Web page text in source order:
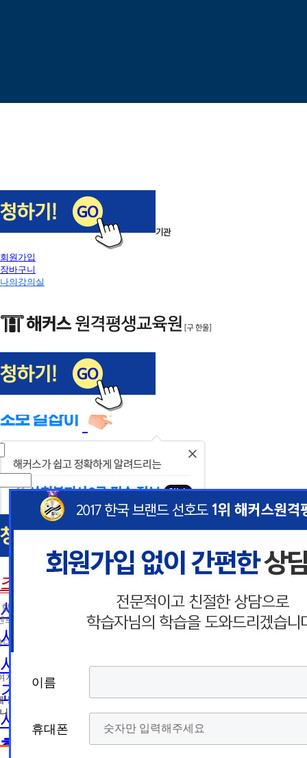
이전
다음
1/5
회원가입
장바구니
나의강의실
해커스편입
사회복지사1급
사회복지사
초보길잡이
사회복지사란
사회복지사2급 취득방법
사회복지사1급 취득방법
건강가정사
사회복지학사/전문학사
한국어교원
폰
* 날짜입력 키보드 사용법
- page up/down 키 = 다음달/이전
- ctrl+ 방향키 좌,우, 위, 아래 = 날
짜선택
폰
* 날짜입력 키보드 사용법
- page up/down 키 = 다음달/이전
- ctrl+ 방향키 좌,우, 위, 아래 = 날
짜선택
이름
휴대폰
이름
휴대폰
이름
휴대폰
이름
휴대폰
인혜택 제공
등 광고성 정보 제공, 통계자료 활용
폰 번호
의 해지나 개인정보 삭제요청 시까지
동의하지 않을 수 있습니다.
다.